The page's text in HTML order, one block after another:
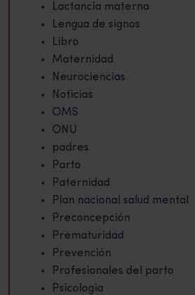
Lactancia materna
Lengua de signos
Libro
Maternidad
Neurociencias
Noticias
OMS
ONU
padres
Parto
Paternidad
Plan nacional salud mental
Preconcepción
Prematuridad
Prevención
Profesionales del parto
Psicologia